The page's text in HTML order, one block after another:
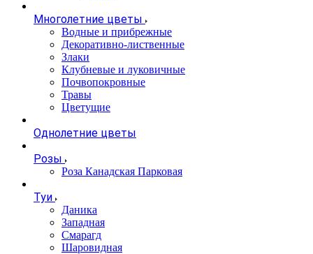
Многолетние цветы
Водные и прибрежные
Декоративно-лиственные
Злаки
Клубневые и луковичные
Почвопокровные
Травы
Цветущие
Однолетние цветы
Розы
Роза Канадская Парковая
Туи
Даника
Западная
Смарагд
Шаровидная